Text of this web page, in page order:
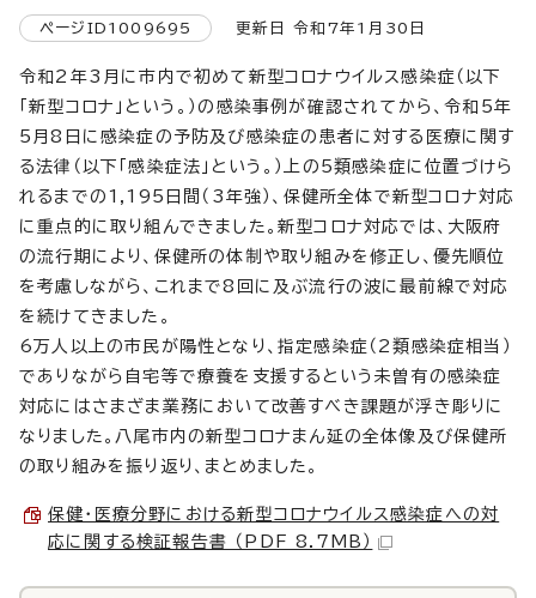
ページID1009695 更新日 令和7年1月30日
令和2年3月に市内で初めて新型コロナウイルス感染症（以下
「新型コロナ」という。）の感染事例が確認されてから、令和5年
5月8日に感染症の予防及び感染症の患者に対する医療に関す
る法律（以下「感染症法」という。）上の5類感染症に位置づけら
れるまでの1,195日間（3年強）、保健所全体で新型コロナ対応
に重点的に取り組んできました。新型コロナ対応では、大阪府
の流行期により、保健所の体制や取り組みを修正し、優先順位
を考慮しながら、これまで8回に及ぶ流行の波に最前線で対応
を続けてきました。
6万人以上の市民が陽性となり、指定感染症（2類感染症相当）
でありながら自宅等で療養を支援するという未曽有の感染症
対応にはさまざま業務において改善すべき課題が浮き彫りに
なりました。八尾市内の新型コロナまん延の全体像及び保健所
の取り組みを振り返り、まとめました。
保健・医療分野における新型コロナウイルス感染症への対
応に関する検証報告書 （PDF 8.7MB）